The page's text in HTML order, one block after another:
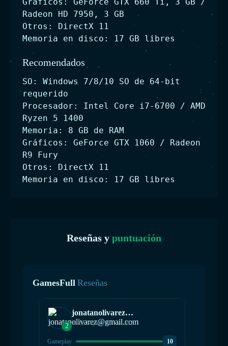
Radeon HD 7950, 3 GB
Otros: DirectX 11
Memoria en disco: 17 GB libres
Recomendados
SO: Windows 7/8/10 SO de 64-bit
requerido
Procesador: Intel Core i7-6700 / AMD
Ryzen 5 1400
Memoria: 8 GB de RAM
Gráficos: GeForce GTX 1060 / Radeon
R9 Fury
Otros: DirectX 11
Memoria en disco: 17 GB libres
Reseñas y puntuación
GamesFull Reseñas
2
jonatanolivarez@gmail.com
18 de Septiembre del 2025
Gameplay 10